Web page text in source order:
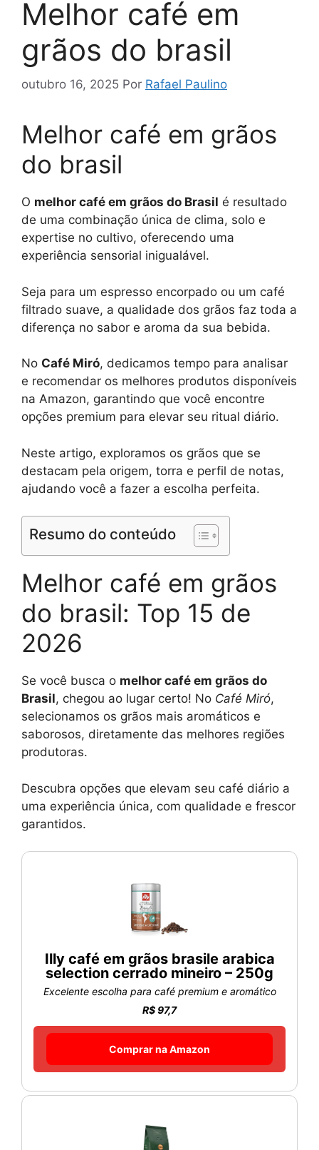
Melhor café em
grãos do brasil
outubro 16, 2025 Por Rafael Paulino
Melhor café em grãos
do brasil
O melhor café em grãos do Brasil é resultado
de uma combinação única de clima, solo e
expertise no cultivo, oferecendo uma
experiência sensorial inigualável.
Seja para um espresso encorpado ou um café
filtrado suave, a qualidade dos grãos faz toda a
diferença no sabor e aroma da sua bebida.
No Café Miró, dedicamos tempo para analisar
e recomendar os melhores produtos disponíveis
na Amazon, garantindo que você encontre
opções premium para elevar seu ritual diário.
Neste artigo, exploramos os grãos que se
destacam pela origem, torra e perfil de notas,
ajudando você a fazer a escolha perfeita.
Resumo do conteúdo
Melhor café em grãos
do brasil: Top 15 de
2026
Se você busca o melhor café em grãos do
Brasil, chegou ao lugar certo! No Café Miró,
selecionamos os grãos mais aromáticos e
saborosos, diretamente das melhores regiões
produtoras.
Descubra opções que elevam seu café diário a
uma experiência única, com qualidade e frescor
garantidos.
Illy café em grãos brasile arabica
selection cerrado mineiro – 250g
Excelente escolha para café premium e aromático
R$ 97,7
Comprar na Amazon